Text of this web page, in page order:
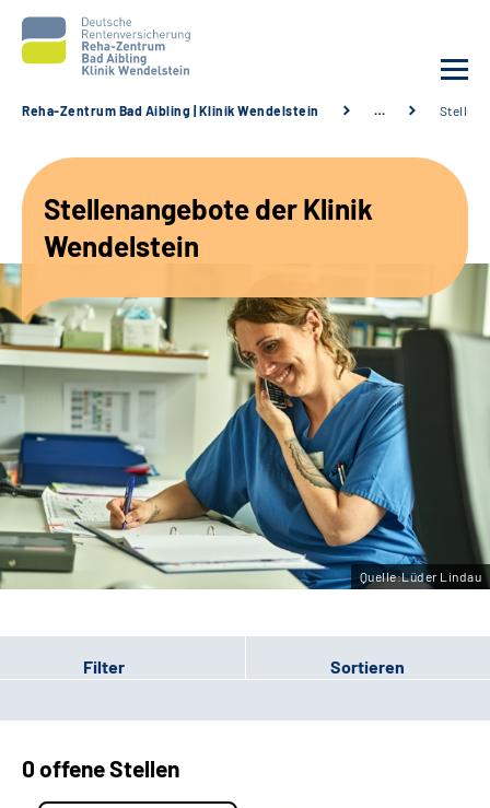
Unsere Angebote
Karriere
Sozialdienste & Zuweisende
Suche
Leichte Sprache
Gebärdensprache
Reha-Zentrum Bad Aibling | Klinik Wendelstein …
Stellenangebote der Klinik
Wendelstein
Quelle:Lüder Lindau
Filter Sortieren
0 offene Stellen